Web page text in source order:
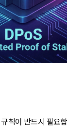
칙이 반드시 필요